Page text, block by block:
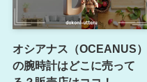
オシアナス（OCEANUS）
の腕時計はどこに売って